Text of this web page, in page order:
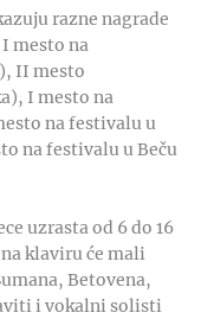
razne nagrade
mesto na
II mesto
I mesto na
na festivalu u
na festivalu u Beču
uzrasta od 6 do 16
klaviru će mali
Betovena,
i vokalni solisti